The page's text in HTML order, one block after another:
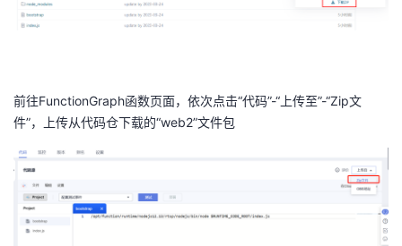
前往FunctionGraph函数页面，依次点击“代码”-“上传至”-“Zip文
件”，上传从代码仓下载的“web2”文件包